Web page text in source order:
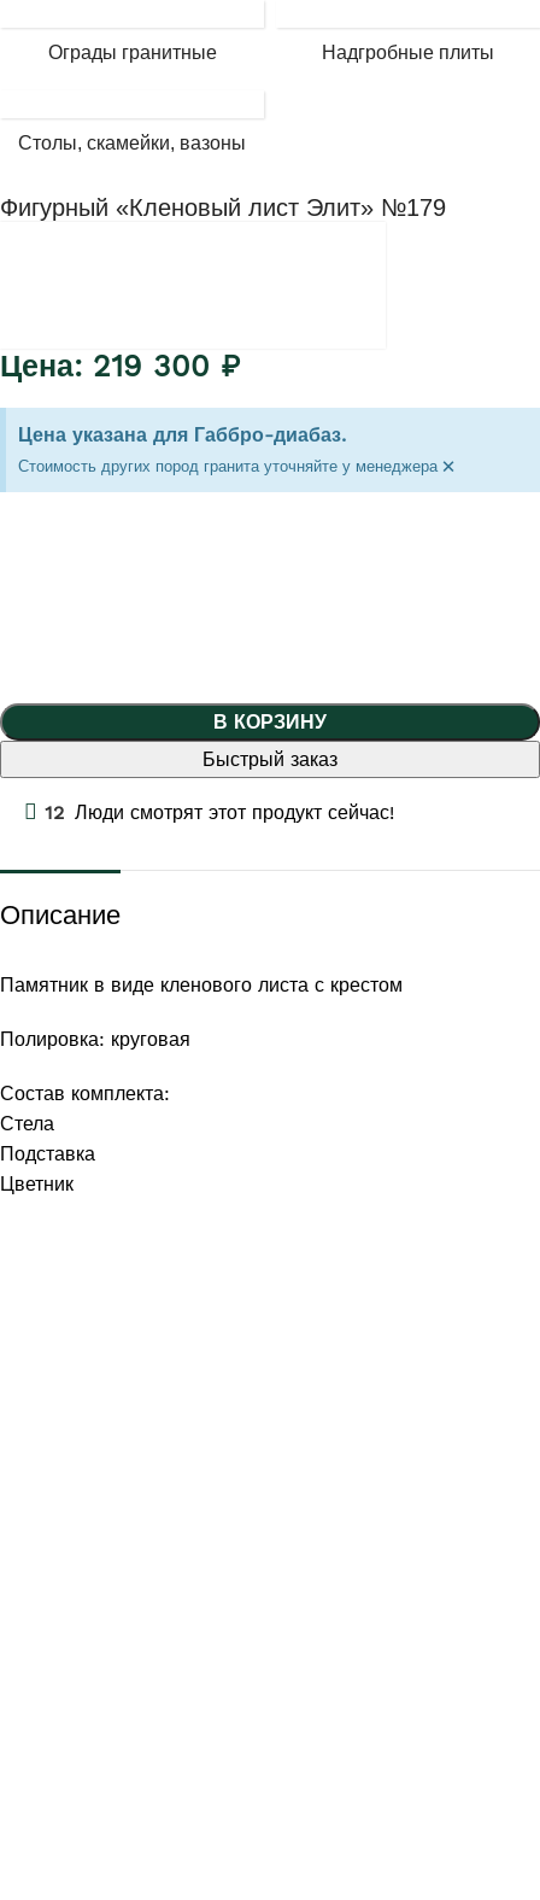
Ограды гранитные Надгробные плиты
Столы, скамейки, вазоны
Фигурный «Кленовый лист Элит» №179
219 300 ₽
Цена указана для Габбро-диабаз.
Стоимость других пород гранита уточняйте у менеджера ×
В КОРЗИНУ
Быстрый заказ
12 Люди смотрят этот продукт сейчас!
Описание
Памятник в виде кленового листа с крестом
Полировка: круговая
Состав комплекта:
Стела
Подставка
Цветник